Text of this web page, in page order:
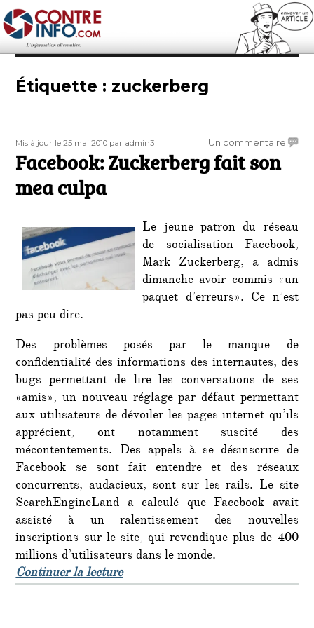
Contre-Info
Étiquette : zuckerberg
Publié
le
Mis à jour le 25 mai 2010 Auteur
par admin3 Un commentairesur
culpa
Facebook: Zuckerberg fait son
mea culpa
Le jeune patron du réseau
de socialisation Facebook,
Mark Zuckerberg, a admis
dimanche avoir commis «un
paquet d’erreurs». Ce n’est
pas peu dire.
Des problèmes posés par le manque de
confidentialité des informations des internautes, des
bugs permettant de lire les conversations de ses
«amis», un nouveau réglage par défaut permettant
aux utilisateurs de dévoiler les pages internet qu’ils
apprécient, ont notamment suscité des
mécontentements. Des appels à se désinscrire de
Facebook se sont fait entendre et des réseaux
concurrents, audacieux, sont sur les rails. Le site
SearchEngineLand a calculé que Facebook avait
assisté à un ralentissement des nouvelles
inscriptions sur le site, qui revendique plus de 400
millions d’utilisateurs dans le monde.
Continuer la lecturede « Facebook: Zuckerberg fait